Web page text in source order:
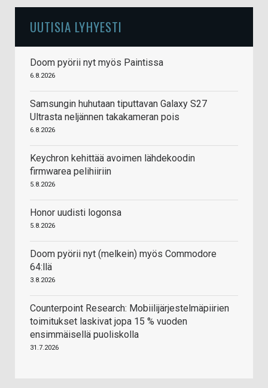
UUTISIA LYHYESTI
Doom pyörii nyt myös Paintissa
6.8.2026
Samsungin huhutaan tiputtavan Galaxy S27
Ultrasta neljännen takakameran pois
6.8.2026
Keychron kehittää avoimen lähdekoodin
firmwarea pelihiiriin
5.8.2026
Honor uudisti logonsa
5.8.2026
Doom pyörii nyt (melkein) myös Commodore
64:llä
3.8.2026
Counterpoint Research: Mobiilijärjestelmäpiirien
toimitukset laskivat jopa 15 % vuoden
ensimmäisellä puoliskolla
31.7.2026